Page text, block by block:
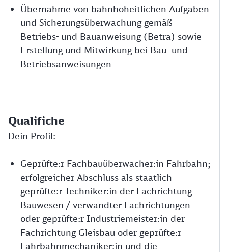
Übernahme von bahnhoheitlichen Aufgaben
und Sicherungsüberwachung gemäß
Betriebs- und Bauanweisung (Betra) sowie
Erstellung und Mitwirkung bei Bau- und
Betriebsanweisungen
Qualifiche
Dein Profil:
Geprüfte:r Fachbauüberwacher:in Fahrbahn;
erfolgreicher Abschluss als staatlich
geprüfte:r Techniker:in der Fachrichtung
Bauwesen / verwandter Fachrichtungen
oder geprüfte:r Industriemeister:in der
Fachrichtung Gleisbau oder geprüfte:r
Fahrbahnmechaniker:in und die